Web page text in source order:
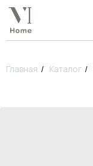
Главная / Каталог /